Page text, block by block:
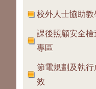
校外人士協助教
課後照顧安全檢
專區
節電規劃及執行
效